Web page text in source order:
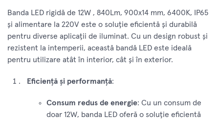
Banda LED rigidă de 12W , 840Lm, 900x14 mm, 6400K, IP65
și alimentare la 220V este o soluție eficientă și durabilă
pentru diverse aplicații de iluminat. Cu un design robust și
rezistent la intemperii, această bandă LED este ideală
pentru utilizare atât în interior, cât și în exterior.
Eficiență și performanță:
Consum redus de energie: Cu un consum de
doar 12W, banda LED oferă o soluție eficientă